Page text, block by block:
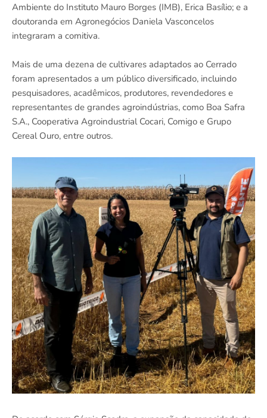
Ambiente do Instituto Mauro Borges (IMB), Erica Basílio; e a
doutoranda em Agronegócios Daniela Vasconcelos
integraram a comitiva.
Mais de uma dezena de cultivares adaptados ao Cerrado
foram apresentados a um público diversificado, incluindo
pesquisadores, acadêmicos, produtores, revendedores e
representantes de grandes agroindústrias, como Boa Safra
S.A., Cooperativa Agroindustrial Cocari, Comigo e Grupo
Cereal Ouro, entre outros.